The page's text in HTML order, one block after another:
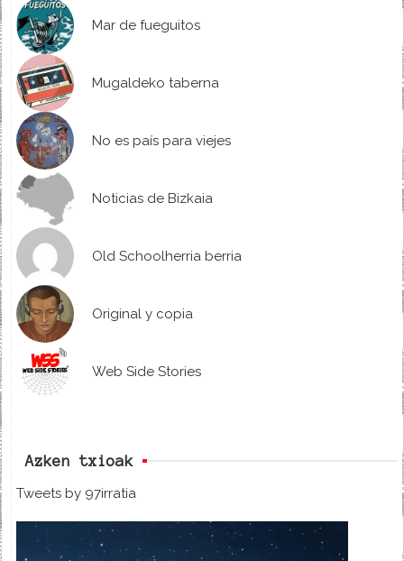
Mar de fueguitos
Mugaldeko taberna
No es país para viejes
Noticias de Bizkaia
Old Schoolherria berria
Original y copia
Web Side Stories
Azken txioak
Tweets by 97irratia